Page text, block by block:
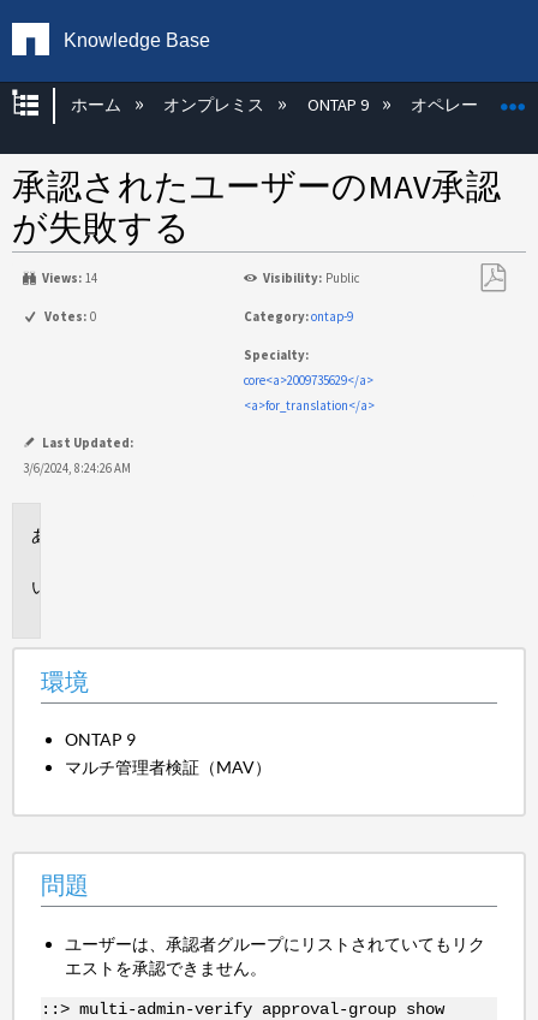
Knowledge Base
グローバル階層を展開/折りたたむ
ホーム オンプレミス ONTAP 9 オペレーティン
承認されたユーザーのMAV承認
が失敗する
Views: 14 Visibility: Public
Votes: 0 Category:ontap-9
Specialty:
core<a>2009735629</a>
<a>for_translation</a>
Last Updated:
3/6/2024, 8:24:26 AM
環境
ONTAP 9
マルチ管理者検証（MAV）
問題
ユーザーは、承認者グループにリストされていてもリク
エストを承認できません。
::> multi-admin-verify approval-group show